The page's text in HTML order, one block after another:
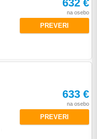
632 €
na osebo
PREVERI
633 €
na osebo
PREVERI